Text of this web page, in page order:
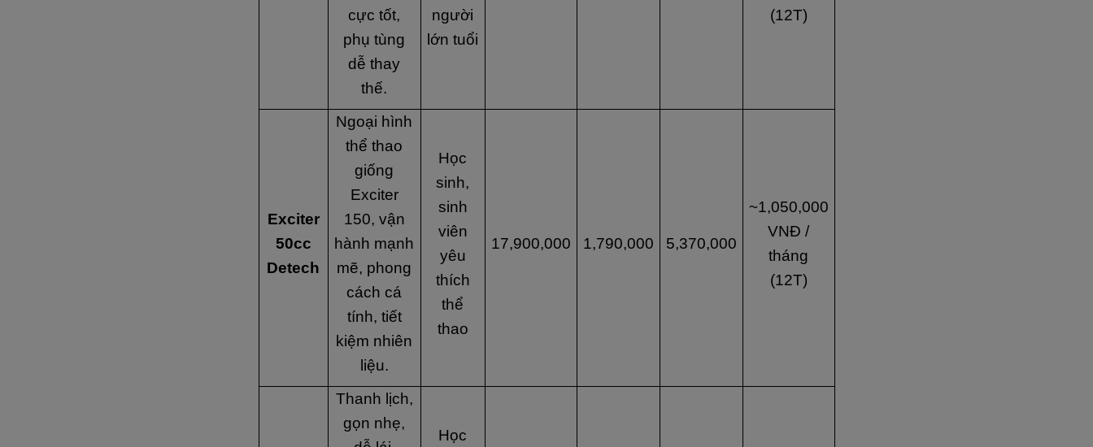
cực tốt,
phụ tùng
dễ thay
thế.
người
lớn tuổi
(12T)
Exciter
50cc
Detech
Ngoại hình
thể thao
giống
Exciter
150, vận
hành mạnh
mẽ, phong
cách cá
tính, tiết
kiệm nhiên
liệu.
Học
sinh,
sinh
viên
yêu
thích
thể
thao
17,900,000 1,790,000 5,370,000
~1,050,000
VNĐ /
tháng
(12T)
Thanh lịch,
gọn nhẹ,
Học